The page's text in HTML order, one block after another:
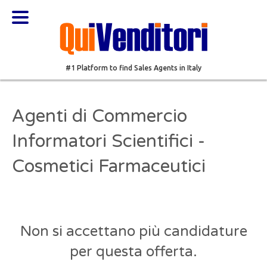
#1 Platform to find Sales Agents in Italy
Agenti di Commercio
Informatori Scientifici -
Cosmetici Farmaceutici
Non si accettano più candidature
per questa offerta.